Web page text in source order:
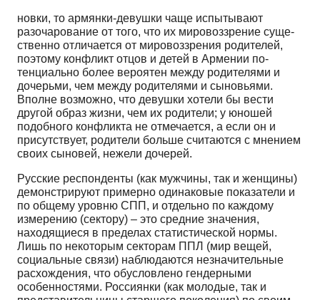
новки, то армянки-девушки чаще испытывают
разочарование от того, что их мировоззрение суще­
ственно отличается от мировоззрения родителей,
поэтому конфликт отцов и детей в Армении по­
тенциально более вероятен между родителями и
дочерьми, чем между родителями и сыновьями.
Вполне возможно, что девушки хотели бы вести
другой образ жизни, чем их родители; у юношей
подобного конфликта не отмечается, а если он и
присутствует, родители больше считаются с мне­нием
своих сыновей, нежели дочерей.
Русские респонденты (как мужчины, так и женщины)
демонстрируют примерно одинаковые показатели и
по общему уровню СПП, и отдельно по каждому
измерению (сектору) – это средние значения,
находящиеся в пределах статистической нормы.
Лишь по некоторым секторам ППЛ (мир вещей,
социальные связи) наблюдаются незначительные
расхождения, что обусловлено гендерны­ми
особенностями. Россиянки (как молодые, так и